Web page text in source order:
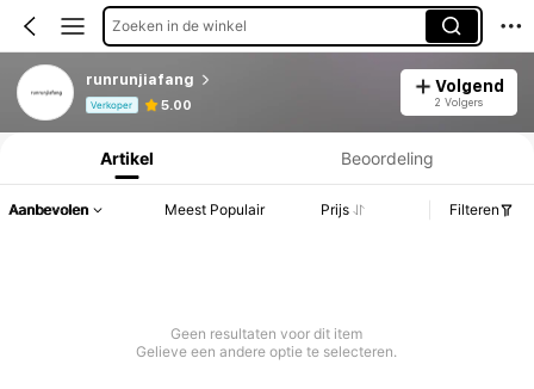
Zoeken in de winkel
runrunjiafang
Verkoper 5.00
Volgend
2 Volgers
Productinformatie: Prijsopenbaring, Verkoop- en Voorraadgegevens.
Artikel Beoordeling
Aanbevolen Meest Populair Prijs Filteren
Geen resultaten voor dit item
Gelieve een andere optie te selecteren.